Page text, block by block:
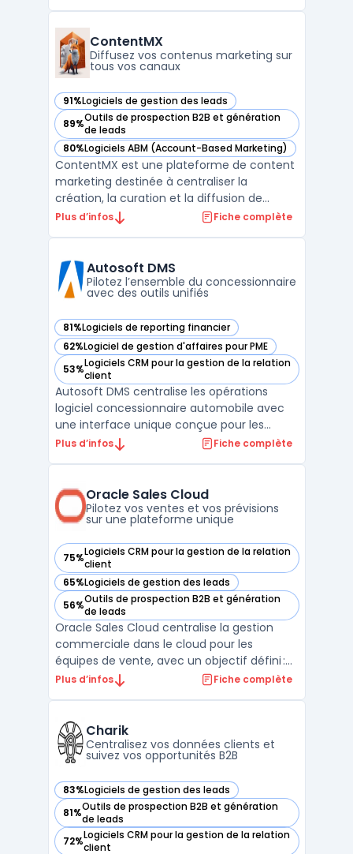
poste, en associant l’applicant tracking et la
gesti ...
ContentMX
Diffusez vos contenus marketing sur
tous vos canaux
91%Logiciels de gestion des leads
— voir ContentMX dans cette catégorie
89%Outils de prospection B2B et génération
de leads
— voir ContentMX dans cette catégorie
80%Logiciels ABM (Account-Based Marketing)
— voir ContentMX dans cette catégorie
ContentMX est une plateforme de content
marketing destinée à centraliser la
création, la curation et la diffusion de
contenus dans un contexte de réseaux de
consultants rencontrent la question de
maintenir une communication ré ...
Plus d’infos Fiche complète
Autosoft DMS
Pilotez l’ensemble du concessionnaire
avec des outils unifiés
81%Logiciels de reporting financier
— voir Autosoft DMS dans cette catégorie
62%Logiciel de gestion d'affaires pour PME
— voir Autosoft DMS dans cette catégorie
53%Logiciels CRM pour la gestion de la relation
client
— voir Autosoft DMS dans cette catégorie
Autosoft DMS centralise les opérations
logiciel concessionnaire automobile avec
une interface unique conçue pour les
concessions franchisées à faible ou moyen
gestion, du suivi des ventes à la facturation,
en passant par le s ...
Plus d’infos Fiche complète
Oracle Sales Cloud
Pilotez vos ventes et vos prévisions
sur une plateforme unique
75%Logiciels CRM pour la gestion de la relation
client
— voir Oracle Sales Cloud dans cette catégorie
65%Logiciels de gestion des leads
— voir Oracle Sales Cloud dans cette catégorie
56%Outils de prospection B2B et génération
de leads
— voir Oracle Sales Cloud dans cette catégorie
Oracle Sales Cloud centralise la gestion
commerciale dans le cloud pour les
équipes de vente, avec un objectif défini :
structurer l’exécution du cycle de vente sur
fonctionnalités nécessaires pour relier
campagnes ...
Plus d’infos Fiche complète
Charik
Centralisez vos données clients et
suivez vos opportunités B2B
83%Logiciels de gestion des leads
— voir Charik dans cette catégorie
81%Outils de prospection B2B et génération
de leads
— voir Charik dans cette catégorie
72%Logiciels CRM pour la gestion de la relation
client
— voir Charik dans cette catégorie